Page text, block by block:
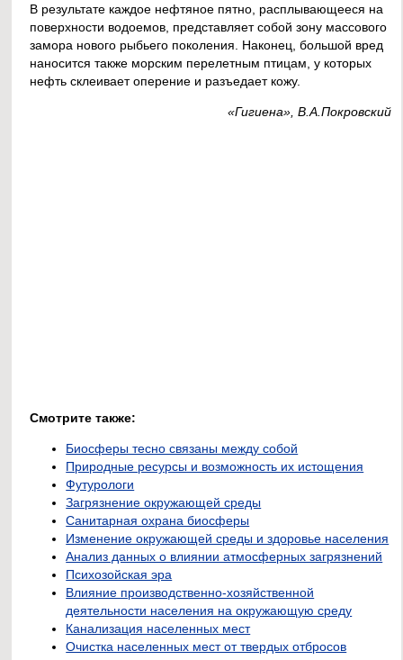
В результате каждое нефтяное пятно, расплывающееся на
поверхности водоемов, представляет собой зону массового
замора нового рыбьего поколения. Наконец, большой вред
наносится также морским перелетным птицам, у которых
нефть склеивает оперение и разъедает кожу.
«Гигиена», В.А.Покровский
Смотрите также:
Биосферы тесно связаны между собой
Природные ресурсы и возможность их истощения
Футурологи
Загрязнение окружающей среды
Санитарная охрана биосферы
Изменение окружающей среды и здоровье населения
Анализ данных о влиянии атмосферных загрязнений
Психозойская эра
Влияние производственно-хозяйственной
деятельности населения на окружающую среду
Канализация населенных мест
Очистка населенных мест от твердых отбросов